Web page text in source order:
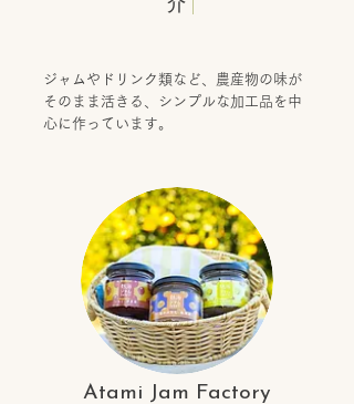
ジャムやドリンク類など、農産物の味が
そのまま活きる、シンプルな加工品を中
心に作っています。
Atami Jam Factory